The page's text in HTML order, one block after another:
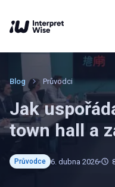
Blog Průvodci
Jak
town hall a
Průvodce 6. dubna 2026